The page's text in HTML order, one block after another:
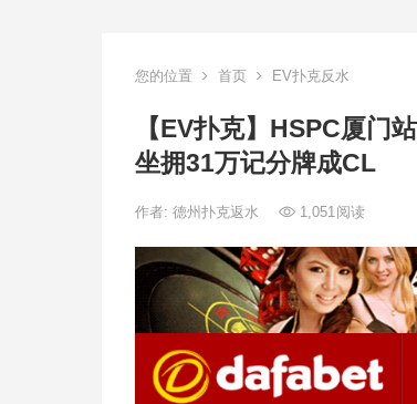
您的位置 首页 EV扑克反水
【EV扑克】HSPC厦门
坐拥31万记分牌成CL
作者: 德州扑克返水 1,051阅读